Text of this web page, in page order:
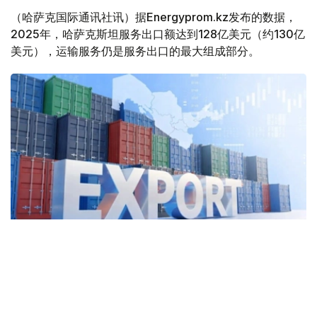
（哈萨克国际通讯社讯）据Energyprom.kz发布的数据，
2025年，哈萨克斯坦服务出口额达到128亿美元（约130亿
美元），运输服务仍是服务出口的最大组成部分。